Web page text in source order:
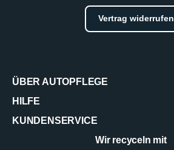
Vertrag widerrufen
ÜBER AUTOPFLEGE
HILFE
KUNDENSERVICE
Wir recyceln mit